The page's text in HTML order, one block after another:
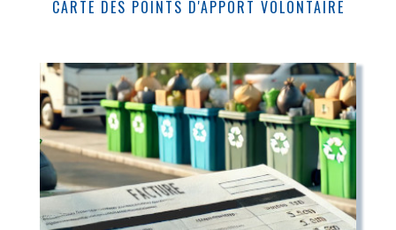
CARTE DES POINTS D'APPORT VOLONTAIRE